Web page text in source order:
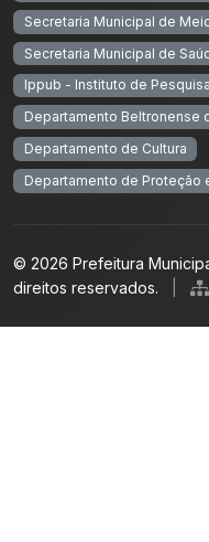
Secretaria Municipal de
Secretaria Municipal de
Ippub - Instituto de
Departamento Beltronense
Departamento de Cultura
Departamento de Proteção
© 2026 Prefeitura
direitos reservados.